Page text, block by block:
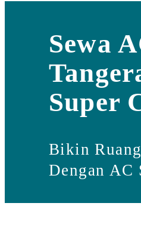
Sewa
Super
Bikin
Dengan AC